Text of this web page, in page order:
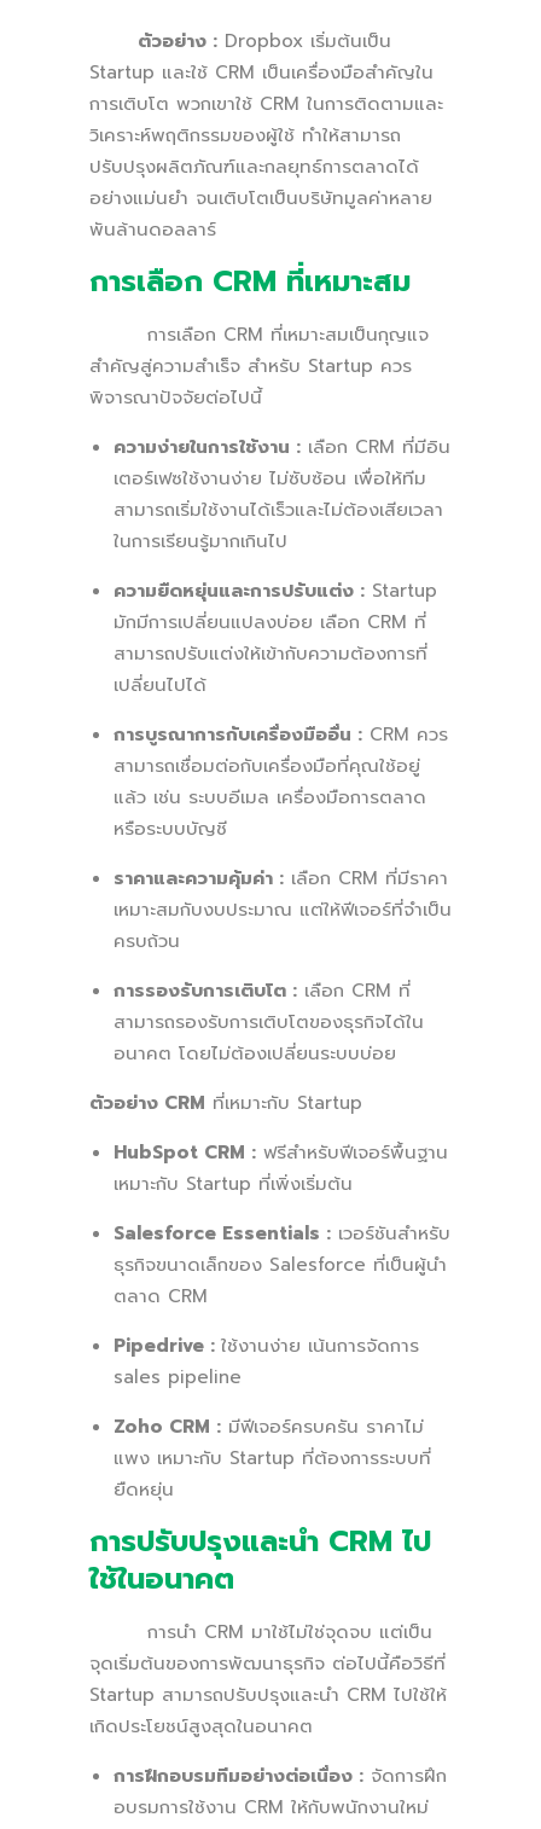
ตัวอย่าง : Dropbox เริ่มต้นเป็น
Startup และใช้ CRM เป็นเครื่องมือสำคัญใน
การเติบโต พวกเขาใช้ CRM ในการติดตามและ
วิเคราะห์พฤติกรรมของผู้ใช้ ทำให้สามารถ
ปรับปรุงผลิตภัณฑ์และกลยุทธ์การตลาดได้
อย่างแม่นยำ จนเติบโตเป็นบริษัทมูลค่าหลาย
พันล้านดอลลาร์
การเลือก CRM ที่เหมาะสม
การเลือก CRM ที่เหมาะสมเป็นกุญแจ
สำคัญสู่ความสำเร็จ สำหรับ Startup ควร
พิจารณาปัจจัยต่อไปนี้
ความง่ายในการใช้งาน : เลือก CRM ที่มีอิน
เตอร์เฟซใช้งานง่าย ไม่ซับซ้อน เพื่อให้ทีม
สามารถเริ่มใช้งานได้เร็วและไม่ต้องเสียเวลา
ในการเรียนรู้มากเกินไป
ความยืดหยุ่นและการปรับแต่ง : Startup
มักมีการเปลี่ยนแปลงบ่อย เลือก CRM ที่
สามารถปรับแต่งให้เข้ากับความต้องการที่
เปลี่ยนไปได้
การบูรณาการกับเครื่องมืออื่น : CRM ควร
สามารถเชื่อมต่อกับเครื่องมือที่คุณใช้อยู่
แล้ว เช่น ระบบอีเมล เครื่องมือการตลาด
หรือระบบบัญชี
ราคาและความคุ้มค่า : เลือก CRM ที่มีราคา
เหมาะสมกับงบประมาณ แต่ให้ฟีเจอร์ที่จำเป็น
ครบถ้วน
การรองรับการเติบโต : เลือก CRM ที่
สามารถรองรับการเติบโตของธุรกิจได้ใน
อนาคต โดยไม่ต้องเปลี่ยนระบบบ่อย
ตัวอย่าง CRM ที่เหมาะกับ Startup
HubSpot CRM : ฟรีสำหรับฟีเจอร์พื้นฐาน
เหมาะกับ Startup ที่เพิ่งเริ่มต้น
Salesforce Essentials : เวอร์ชันสำหรับ
ธุรกิจขนาดเล็กของ Salesforce ที่เป็นผู้นำ
ตลาด CRM
Pipedrive : ใช้งานง่าย เน้นการจัดการ
sales pipeline
Zoho CRM : มีฟีเจอร์ครบครัน ราคาไม่
แพง เหมาะกับ Startup ที่ต้องการระบบที่
ยืดหยุ่น
การปรับปรุงและนำ CRM ไป
ใช้ในอนาคต
การนำ CRM มาใช้ไม่ใช่จุดจบ แต่เป็น
จุดเริ่มต้นของการพัฒนาธุรกิจ ต่อไปนี้คือวิธีที่
Startup สามารถปรับปรุงและนำ CRM ไปใช้ให้
เกิดประโยชน์สูงสุดในอนาคต
การฝึกอบรมทีมอย่างต่อเนื่อง : จัดการฝึก
อบรมการใช้งาน CRM ให้กับพนักงานใหม่